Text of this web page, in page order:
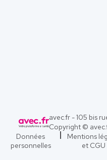
avec.fr - 105 bis
Copyright ©
Données
personnelles
Mentions
et CGU